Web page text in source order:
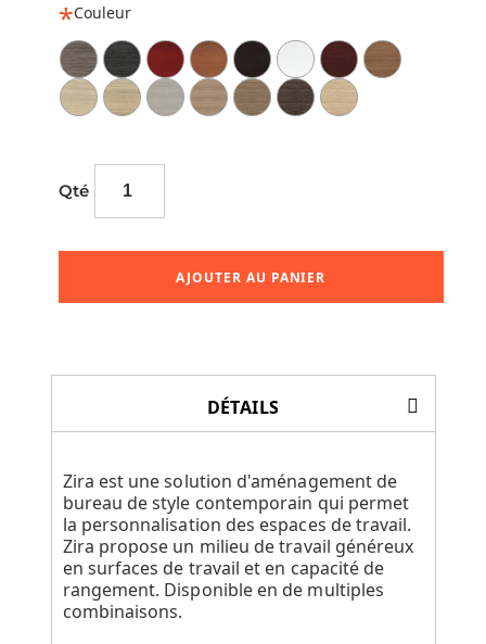
Couleur
Qté
AJOUTER AU PANIER
DÉTAILS
Zira est une solution d'aménagement de
bureau de style contemporain qui permet
la personnalisation des espaces de travail.
Zira propose un milieu de travail généreux
en surfaces de travail et en capacité de
rangement. Disponible en de multiples
combinaisons.